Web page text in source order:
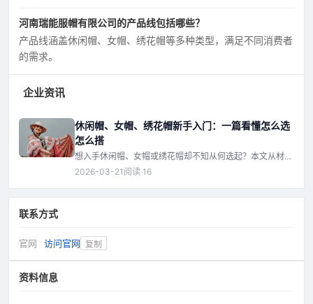
河南瑞能服帽有限公司的产品线包括哪些？
产品线涵盖休闲帽、女帽、绣花帽等多种类型，满足不同消费者
的需求。
企业资讯
休闲帽、女帽、绣花帽新手入门：一篇看懂怎么选
怎么搭
想入手休闲帽、女帽或绣花帽却不知从何选起？本文从材
质、帽型、绣花工艺到搭配技巧，用通俗语言带你快速入
2026-03-21 阅读 16
联系方式
官网 访问官网 复制
资料信息